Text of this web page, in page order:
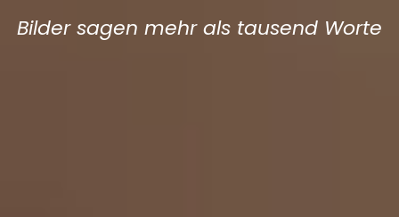
Bilder sagen mehr als tausend Worte